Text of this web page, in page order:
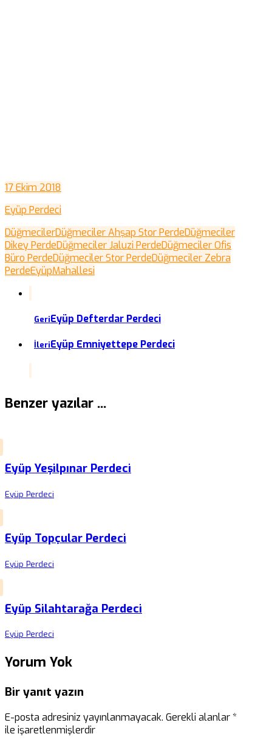
17 Ekim 2018
Eyüp Perdeci
DüğmecilerDüğmeciler Ahşap Stor PerdeDüğmeciler
Dikey PerdeDüğmeciler Jaluzi PerdeDüğmeciler Ofis
Büro PerdeDüğmeciler Stor PerdeDüğmeciler Zebra
PerdeEyüpMahallesi
GeriEyüp Defterdar Perdeci
İleriEyüp Emniyettepe Perdeci
Benzer yazılar ...
Eyüp Yeşilpınar Perdeci
Eyüp Perdeci
Eyüp Topçular Perdeci
Eyüp Perdeci
Eyüp Silahtarağa Perdeci
Eyüp Perdeci
Yorum Yok
Bir yanıt yazın
E-posta adresiniz yayınlanmayacak. Gerekli alanlar*
ile işaretlenmişlerdir